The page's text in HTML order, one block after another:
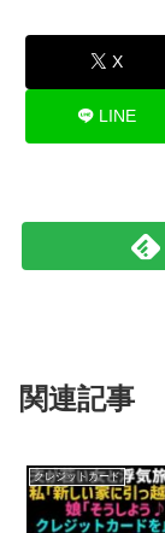
X
LINE
関連記事
クレジットカード